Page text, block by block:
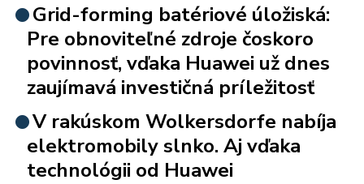
Grid-forming batériové úložiská:
Pre obnoviteľné zdroje čoskoro
povinnosť, vďaka Huawei už dnes
zaujímavá investičná príležitosť
V rakúskom Wolkersdorfe nabíja
elektromobily slnko. Aj vďaka
technológii od Huawei